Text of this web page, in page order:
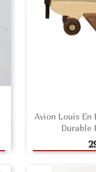
Avion Louis
Durable